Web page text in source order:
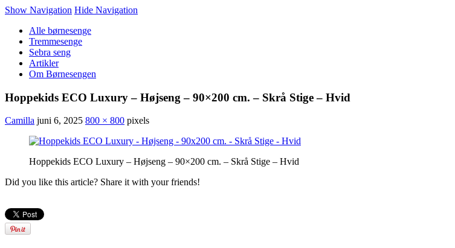
Show Navigation Hide Navigation
Alle børnesenge
Tremmesenge
Sebra seng
Artikler
Om Børnesengen
Hoppekids ECO Luxury – Højseng – 90×200 cm. – Skrå Stige – Hvid
Camilla juni 6, 2025 800 × 800 pixels
Hoppekids ECO Luxury – Højseng – 90×200 cm. – Skrå Stige – Hvid
Did you like this article? Share it with your friends!